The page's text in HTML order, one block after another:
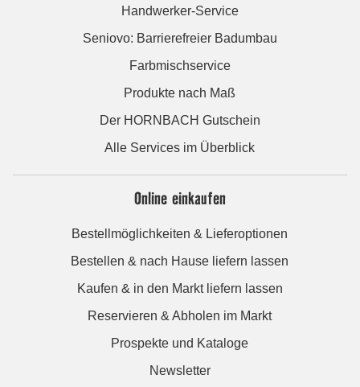
Handwerker-Service
Seniovo: Barrierefreier Badumbau
Farbmischservice
Produkte nach Maß
Der HORNBACH Gutschein
Alle Services im Überblick
Online einkaufen
Bestellmöglichkeiten & Lieferoptionen
Bestellen & nach Hause liefern lassen
Kaufen & in den Markt liefern lassen
Reservieren & Abholen im Markt
Prospekte und Kataloge
Newsletter